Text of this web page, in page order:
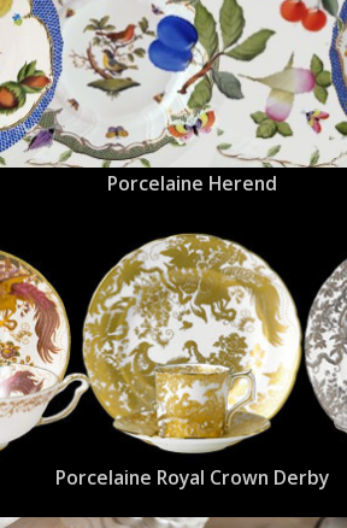
Porcelaine Herend
Porcelaine Royal Crown Derby